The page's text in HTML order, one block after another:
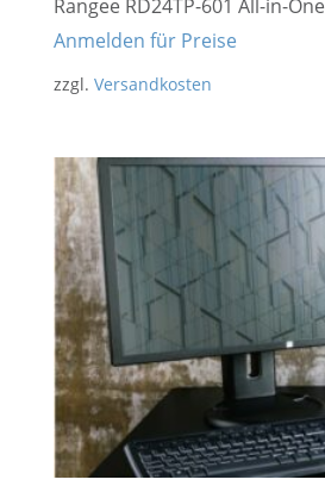
Rangee RD24TP-601 All-in-One
Anmelden für Preise
zzgl. Versandkosten